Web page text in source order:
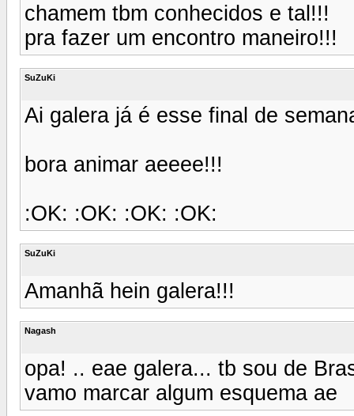
chamem tbm conhecidos e tal!!!
pra fazer um encontro maneiro!!!
SuZuKi
Ai galera já é esse final de
bora animar aeeee!!!
:OK: :OK: :OK: :OK:
SuZuKi
Amanhã hein galera!!!
Nagash
opa! .. eae galera... tb sou de
vamo marcar algum esquema ae